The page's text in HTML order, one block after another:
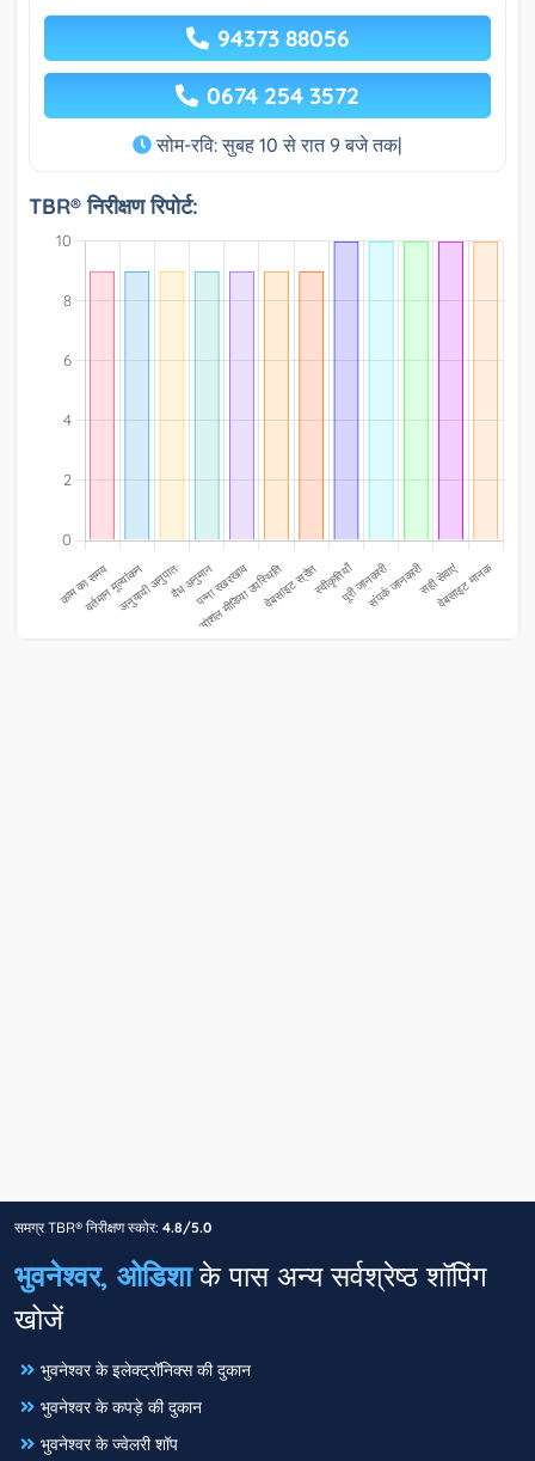
94373 88056
0674 254 3572
सोम-रवि: सुबह 10 से रात 9 बजे तक|
TBR® निरीक्षण रिपोर्ट:
समग्र TBR® निरीक्षण स्कोर: 4.8/5.0
भुवनेश्वर, ओडिशाके पास अन्य सर्वश्रेष्ठ शॉपिंग
खोजें
भुवनेश्वर के इलेक्ट्रॉनिक्स की दुकान
भुवनेश्वर के कपड़े की दुकान
भुवनेश्वर के ज्वेलरी शॉप